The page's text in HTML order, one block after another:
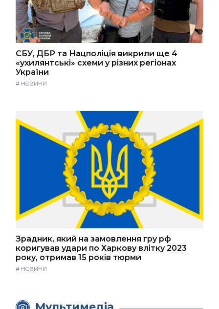
СБУ, ДБР та Нацполіція викрили ще 4
«ухилянтські» схеми у різних регіонах
України
# НОВИНИ
Зрадник, який на замовлення гру рф
коригував удари по Харкову влітку 2023
року, отримав 15 років тюрми
# НОВИНИ